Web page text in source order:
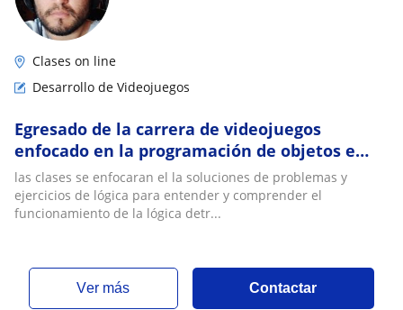
Clases on line
Desarrollo de Videojuegos
Egresado de la carrera de videojuegos
enfocado en la programación de objetos e
interfas
las clases se enfocaran el la soluciones de problemas y
ejercicios de lógica para entender y comprender el
funcionamiento de la lógica detr...
ver más Contactar